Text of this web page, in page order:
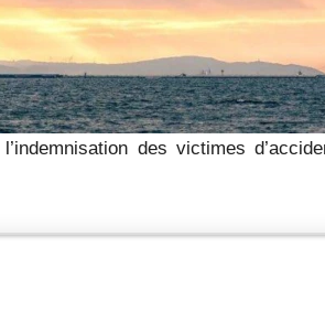
des victimes